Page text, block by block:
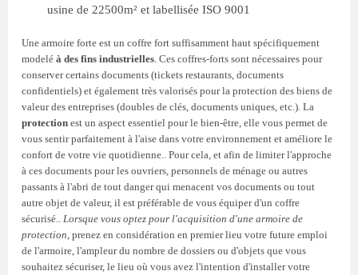
usine de 22500m² et labellisée ISO 9001
Une armoire forte est un coffre fort suffisamment haut spécifiquement
modelé à des fins industrielles . Ces coffres-forts sont nécessaires pour
conserver certains documents (tickets restaurants, documents
confidentiels) et également très valorisés pour la protection des biens de
valeur des entreprises (doubles de clés, documents uniques, etc.). La
protection est un aspect essentiel pour le bien-être, elle vous permet de
vous sentir parfaitement à l'aise dans votre environnement et améliore le
confort de votre vie quotidienne.. Pour cela, et afin de limiter l'approche
à ces documents pour les ouvriers, personnels de ménage ou autres
passants à l'abri de tout danger qui menacent vos documents ou tout
autre objet de valeur, il est préférable de vous équiper d'un coffre
sécurisé.. Lorsque vous optez pour l'acquisition d'une armoire de
protection , prenez en considération en premier lieu votre future emploi
de l'armoire, l'ampleur du nombre de dossiers ou d'objets que vous
souhaitez sécuriser, le lieu où vous avez l'intention d'installer votre